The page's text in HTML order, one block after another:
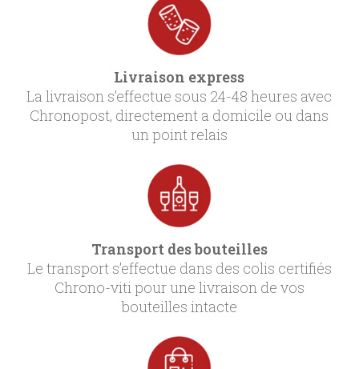
Livraison express
La livraison s’effectue sous 24-48 heures avec
Chronopost, directement a domicile ou dans
un point relais
Transport des bouteilles
Le transport s’effectue dans des colis certifiés
Chrono-viti pour une livraison de vos
bouteilles intacte